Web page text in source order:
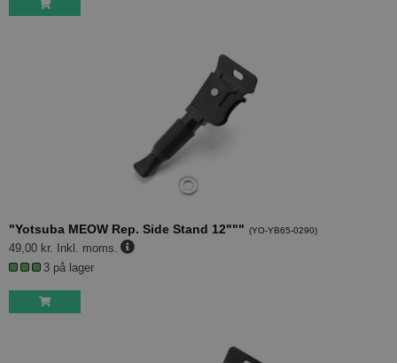
"Yotsuba MEOW Rep. Side Stand 12""" (YO-YB65-0290)
49,00 kr.
Inkl. moms.
3 på lager